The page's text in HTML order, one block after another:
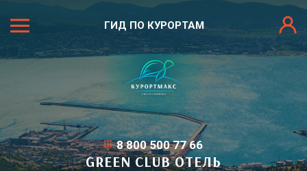
ГИД ПО КУРОРТАМ
8 800 500 77 66
GREEN CLUB ОТЕЛЬ